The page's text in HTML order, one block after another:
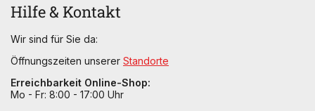
Hilfe & Kontakt
Wir sind für Sie da:
Öffnungszeiten unserer Standorte
Erreichbarkeit Online-Shop:
Mo - Fr: 8:00 - 17:00 Uhr